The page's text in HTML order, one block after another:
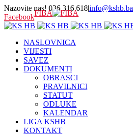
Nazovite nas! 036 316 618|info@kshb.ba
FacebookFIBA
NASLOVNICA
VIJESTI
SAVEZ
DOKUMENTI
OBRASCI
PRAVILNICI
STATUT
ODLUKE
KALENDAR
LIGA KSHB
KONTAKT